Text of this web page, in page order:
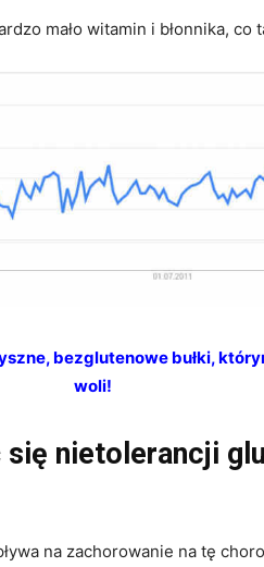
mało witamin i błonnika, co
bezglutenowe bułki,
woli!
nietolerancji
na zachorowanie na tę